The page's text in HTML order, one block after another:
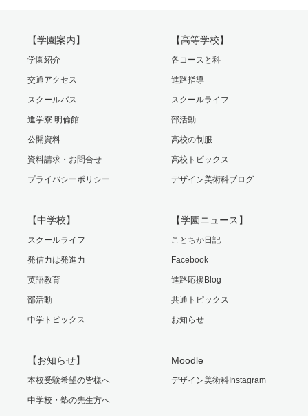
【学園案内】
学園紹介
交通アクセス
スクールバス
進学寮 明倫館
公開資料
資料請求・お問合せ
プライバシーポリシー
【高等学校】
各コースと科
進路指導
スクールライフ
部活動
高校の制服
高校トピックス
デザイン美術科ブログ
【中学校】
スクールライフ
発信力は発進力
英語教育
部活動
中学トピックス
【学園ニュース】
ことちか日記
Facebook
進路応援Blog
共通トピックス
お知らせ
【お知らせ】
本校受験希望の皆様へ
中学校・塾の先生方へ
Moodle
デザイン美術科Instagram